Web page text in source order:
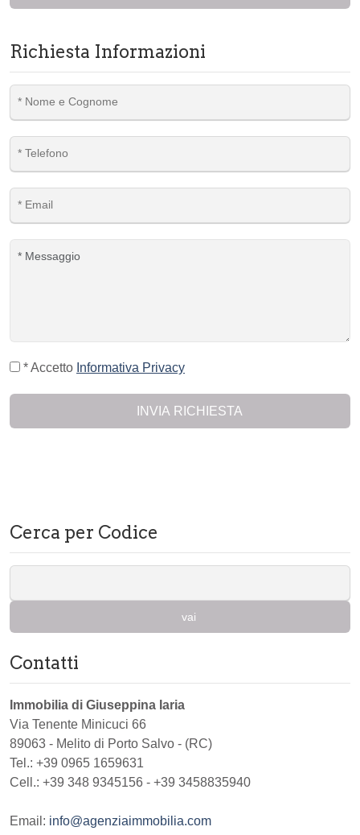
Richiesta Informazioni
* Accetto Informativa Privacy
INVIA RICHIESTA
Cerca per Codice
vai
Contatti
Immobilia di Giuseppina Iaria
Via Tenente Minicuci 66
89063 - Melito di Porto Salvo - (RC)
Tel.: +39 0965 1659631
Cell.: +39 348 9345156 - +39 3458835940
Email: info@agenziaimmobilia.com